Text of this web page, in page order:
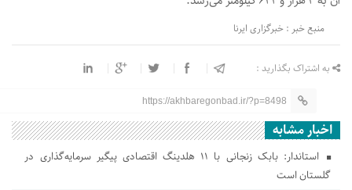
منبع خبر : خبرگزاری ایرنا
به اشتراک بگذارید :
https://akhbaregonbad.ir/?p=8498
اخبار مشابه
استاندار: بابک زنجانی با ۱۱ هلدینگ اقتصادی پیگیر سرمایه‌گذاری در
گلستان است